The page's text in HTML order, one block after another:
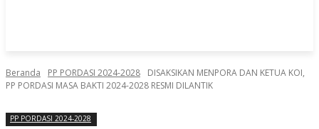
Beranda PP PORDASI 2024-2028
DISAKSIKAN MENPORA DAN KETUA KOI,
PP PORDASI MASA BAKTI 2024-2028 RESMI DILANTIK
PP PORDASI 2024-2028